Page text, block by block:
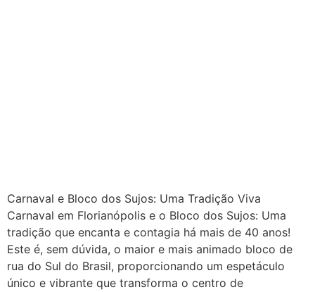
Carnaval e Bloco dos Sujos: Uma Tradição Viva
Carnaval em Florianópolis e o Bloco dos Sujos: Uma
tradição que encanta e contagia há mais de 40 anos!
Este é, sem dúvida, o maior e mais animado bloco de
rua do Sul do Brasil, proporcionando um espetáculo
único e vibrante que transforma o centro de